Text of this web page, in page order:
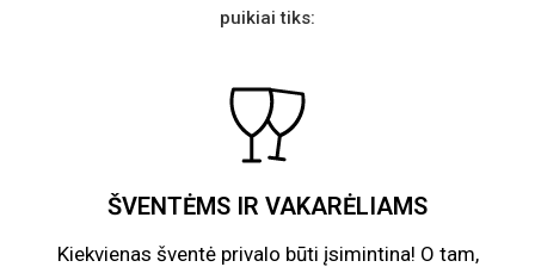
puikiai tiks:
ŠVENTĖMS IR VAKARĖLIAMS
Kiekvienas šventė privalo būti įsimintina! O tam,